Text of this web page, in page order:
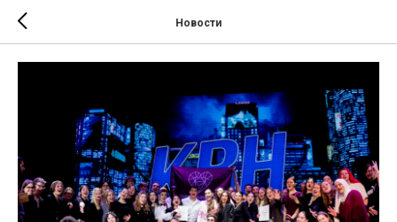
Новости